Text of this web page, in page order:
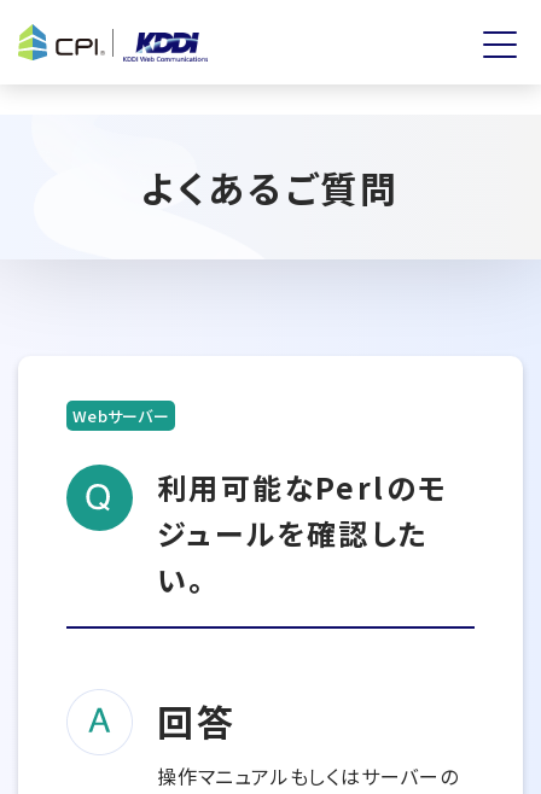
よくあるご質問
Webサーバー
利用可能なPerlのモ
ジュールを確認した
い。
回答
操作マニュアルもしくはサーバーの